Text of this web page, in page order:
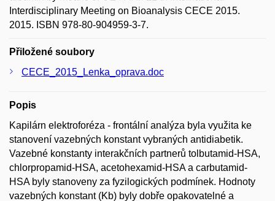
Interdisciplinary Meeting on Bioanalysis CECE 2015.
2015. ISBN 978-80-904959-3-7.
Přiložené soubory
CECE_2015_Lenka_oprava.doc
Popis
Kapilárn elektroforéza - frontální analýza byla využita ke
stanovení vazebných konstant vybraných antidiabetik.
Vazebné konstanty interakčních partnerů tolbutamid-HSA,
chlorpropamid-HSA, acetohexamid-HSA a carbutamid-
HSA byly stanoveny za fyzilogických podmínek. Hodnoty
vazebných konstant (Kb) byly dobře opakovatelné a